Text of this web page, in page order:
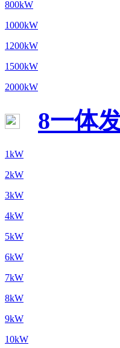
800kW
1000kW
1200kW
1500kW
2000kW
8一体
1kW
2kW
3kW
4kW
5kW
6kW
7kW
8kW
9kW
10kW